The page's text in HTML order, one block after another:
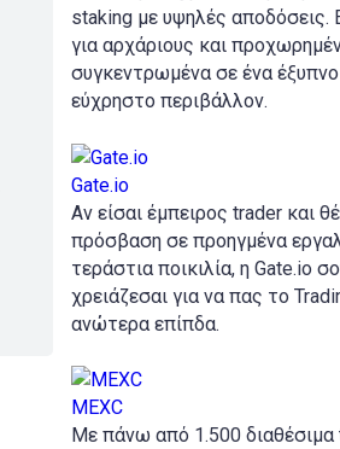
staking με υψηλές αποδόσεις.
για αρχάριους και
συγκεντρωμένα σε ένα έξυπνο
εύχρηστο περιβάλλον.
Gate.io
Αν είσαι έμπειρος trader και
πρόσβαση σε προηγμένα
τεράστια ποικιλία, η Gate.io
χρειάζεσαι για να πας το
ανώτερα επίπδα.
MEXC
Με πάνω από 1.500 διαθέσιμα